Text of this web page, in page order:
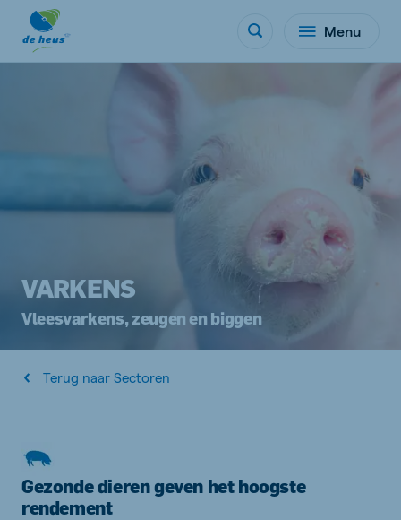
Menu
VARKENS
Vleesvarkens, zeugen en biggen
Terug naar Sectoren
Gezonde dieren geven het hoogste
rendement